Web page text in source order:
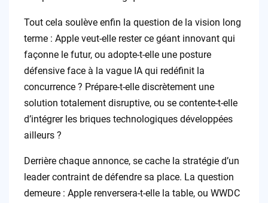
Tout cela soulève enfin la question de la vision long
terme : Apple veut-elle rester ce géant innovant qui
façonne le futur, ou adopte-t-elle une posture
défensive face à la vague IA qui redéfinit la
concurrence ? Prépare-t-elle discrètement une
solution totalement disruptive, ou se contente-t-elle
d’intégrer les briques technologiques développées
ailleurs ?
Derrière chaque annonce, se cache la stratégie d’un
leader contraint de défendre sa place. La question
demeure : Apple renversera-t-elle la table, ou WWDC